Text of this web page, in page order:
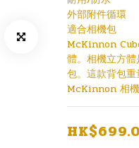
外部附件循環
適合相機包
McKinnon
體。相機立方
包。這款背包
McKinnon 相